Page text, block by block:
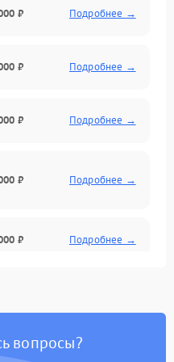
оптики
₽ Подробнее →
₽ Подробнее →
₽ Подробнее →
₽ Подробнее →
₽ Подробнее →
₽ Подробнее →
вопросы?